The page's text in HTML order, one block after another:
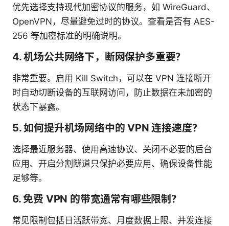
优先选择支持现代加密协议的服务，如 WireGuard、
OpenVPN，尽量避免过时的协议。查看是否有 AES-
256 等加密标准的明确说明。
4. 机场公共网络下，断网保护多重要？
非常重要。启用 Kill Switch，可以在 VPN 连接断开
时自动切断设备的互联网访问，防止数据在未加密的
状态下暴露。
5. 如何提升机场网络中的 VPN 连接速度？
选择最近服务器、使用高速协议、关闭不必要的后台
应用、开启分割隧道只保护必要应用、确保设备性能
足够等。
6. 免费 VPN 的带宽通常有哪些限制？
常见限制包括日活跃带宽、月度数据上限、并发连接